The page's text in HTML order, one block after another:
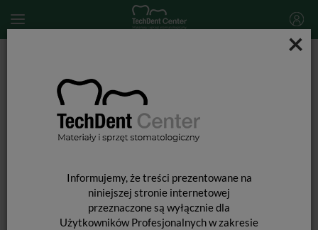
×
Informujemy, że treści prezentowane na
niniejszej stronie internetowej
przeznaczone są wyłącznie dla
Użytkowników Profesjonalnych w zakresie
Calibra Universal+ / opak. 2 x 4,5g